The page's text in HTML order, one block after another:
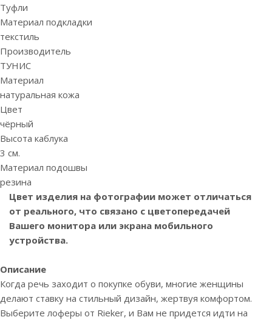
Туфли
Материал подкладки
текстиль
Производитель
ТУНИС
Материал
натуральная кожа
Цвет
чёрный
Высота каблука
3 см.
Материал подошвы
резина
Цвет изделия на фотографии может отличаться
от реального, что связано с цветопередачей
Вашего монитора или экрана мобильного
устройства.
Описание
Когда речь заходит о покупке обуви, многие женщины
делают ставку на стильный дизайн, жертвуя комфортом.
Выберите лоферы от Rieker, и Вам не придется идти на